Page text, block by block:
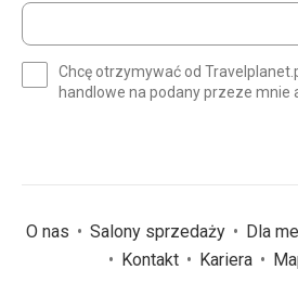
Wprowadź
swój
(wymagane)
Chcę otrzymywać od
handlowe na podany przeze mnie
O nas Salony sprzedaży Dla
Kontakt
Kariera